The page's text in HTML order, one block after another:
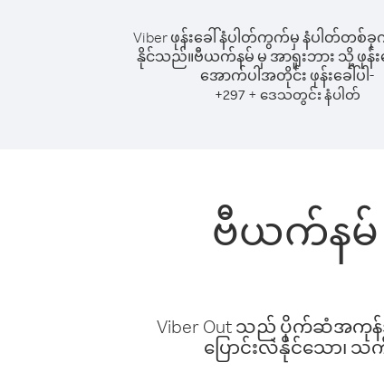
Viber ဖုန်းခေါ်နံပါတ်ကွက်မှ နံပါတ်တစ်ခုကို
နိုင်သည်။ဗီယက်နမ် မှ အာရူးဘား သို့ ဖုန်း
အောက်ပါအတိုင်း ဖုန်းခေါ်ပါ-
+297+ ဒေသတွင်း နံပါတ်
ဗီယက်နမ်
Viber Out သည် ပိုက်ဆံအကုန်
ပြောင်းလဲနိုင်သော၊